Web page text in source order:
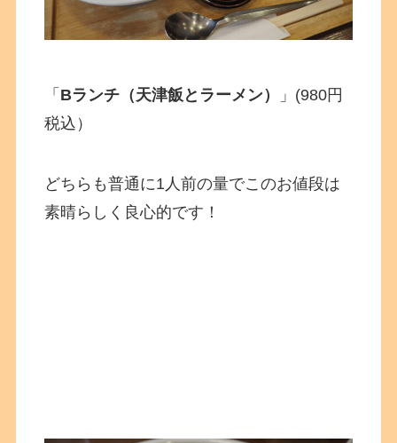
「 Bランチ（天津飯とラーメン）
」(980円
税込）
どちらも普通に1人前の量でこのお値段は
素晴らしく良心的です！